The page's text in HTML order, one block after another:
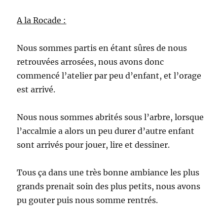
A la Rocade :
Nous sommes partis en étant sûres de nous
retrouvées arrosées, nous avons donc
commencé l’atelier par peu d’enfant, et l’orage
est arrivé.
Nous nous sommes abrités sous l’arbre, lorsque
l’accalmie a alors un peu durer d’autre enfant
sont arrivés pour jouer, lire et dessiner.
Tous ça dans une très bonne ambiance les plus
grands prenait soin des plus petits, nous avons
pu gouter puis nous somme rentrés.